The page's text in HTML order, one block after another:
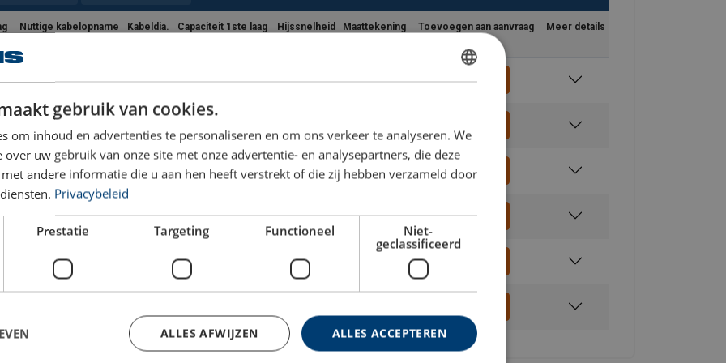
Nuttige kabelopname
Kabeldia.
Capaciteit 1ste laag
Hijssnelheid
Maattekening Toevoegen aan aanvraag Meer details
60,5 12 2.000 0,3
68,7 14 3.000 0,3
53 14 4.000 0,1
57,8 0,2
DUTCH
gebruik van cookies.
om inhoud en advertenties te personaliseren en om ons verkeer te analyseren. We
uw gebruik van onze site met onze advertentie- en analysepartners, die deze
andere informatie die u aan hen heeft verstrekt of die zij hebben verzameld door
Privacybeleid
Prestatie Targeting Functioneel
Niet-
geclassificeerd
ALLES ACCEPTEREN
ALLES AFWIJZEN